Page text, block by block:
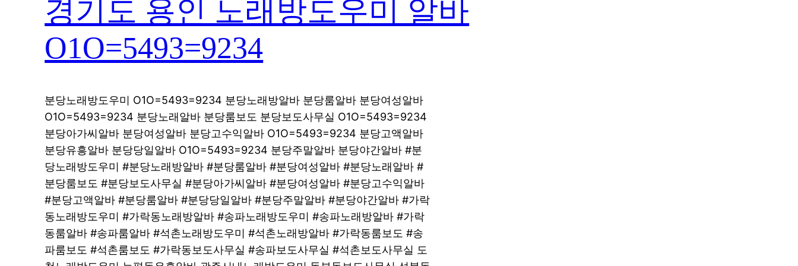
경기도 용인 노래방도우미 알바
O1O=5493=9234
분당노래방도우미 O1O=5493=9234 분당노래방알바 분당룸알바 분당여성알바
O1O=5493=9234 분당노래알바 분당룸보도 분당보도사무실 O1O=5493=9234
분당아가씨알바 분당여성알바 분당고수익알바 O1O=5493=9234 분당고액알바
분당유흥알바 분당당일알바 O1O=5493=9234 분당주말알바 분당야간알바 #분
당노래방도우미 #분당노래방알바 #분당룸알바 #분당여성알바 #분당노래알바 #
분당룸보도 #분당보도사무실 #분당아가씨알바 #분당여성알바 #분당고수익알바
#분당고액알바 #분당룸알바 #분당당일알바 #분당주말알바 #분당야간알바 #가락
동노래방도우미 #가락동노래방알바 #송파노래방도우미 #송파노래방알바 #가락
동룸알바 #송파룸알바 #석촌노래방도우미 #석촌노래방알바 #가락동룸보도 #송
파룸보도 #석촌룸보도 #가락동보도사무실 #송파보도사무실 #석촌보도사무실 도